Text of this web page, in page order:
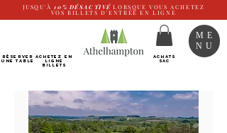
JUSQU'À 10% DÉSACTIVÉ LORSQUE VOUS ACHETEZ
VOS BILLETS D'ENTRÉE EN LIGNE
RÉSERVER
UNE TABLE
Achetez EN
LIGNE
Billets
ACHATS
SAC
ME
NU